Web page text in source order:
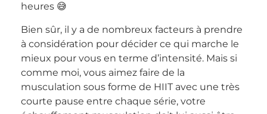
heures 😅
Bien sûr, il y a de nombreux facteurs à prendre
à considération pour décider ce qui marche le
mieux pour vous en terme d’intensité. Mais si
comme moi, vous aimez faire de la
musculation sous forme de HIIT avec une très
courte pause entre chaque série, votre